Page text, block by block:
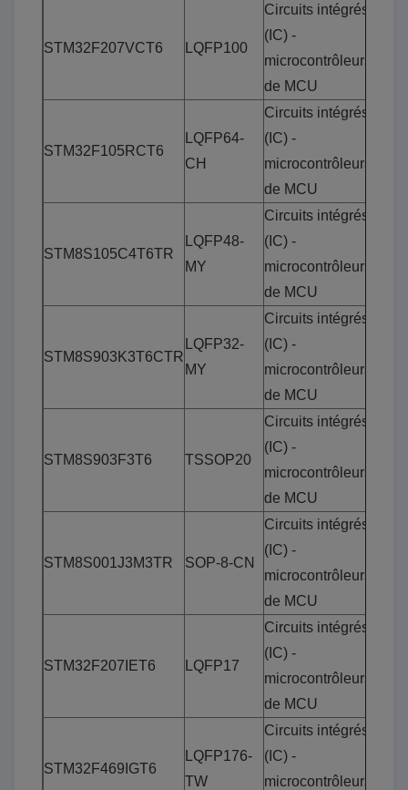
STM32F207VCT6 LQFP100
Circuits intégrés
(IC) -
microcontrôleurs
de MCU
STM32F105RCT6
LQFP64-
CH
Circuits intégrés
(IC) -
microcontrôleurs
de MCU
STM8S105C4T6TR
LQFP48-
MY
Circuits intégrés
(IC) -
microcontrôleurs
de MCU
STM8S903K3T6CTR
LQFP32-
MY
Circuits intégrés
(IC) -
microcontrôleurs
de MCU
STM8S903F3T6 TSSOP20
Circuits intégrés
(IC) -
microcontrôleurs
de MCU
STM8S001J3M3TR SOP-8-CN
Circuits intégrés
(IC) -
microcontrôleurs
de MCU
STM32F207IET6 LQFP17
Circuits intégrés
(IC) -
microcontrôleurs
de MCU
STM32F469IGT6
LQFP176-
TW
Circuits intégrés
(IC) -
microcontrôleurs